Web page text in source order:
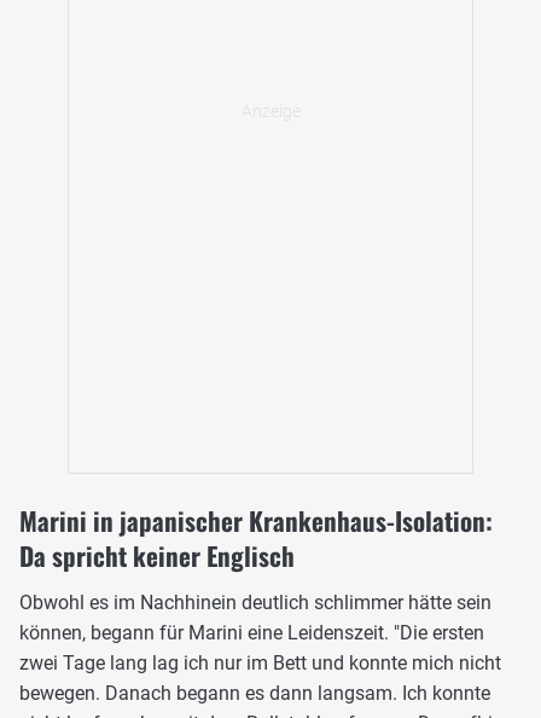
Marini in japanischer Krankenhaus-Isolation:
Da spricht keiner Englisch
Obwohl es im Nachhinein deutlich schlimmer hätte sein
können, begann für Marini eine Leidenszeit. "Die ersten
zwei Tage lang lag ich nur im Bett und konnte mich nicht
bewegen. Danach begann es dann langsam. Ich konnte